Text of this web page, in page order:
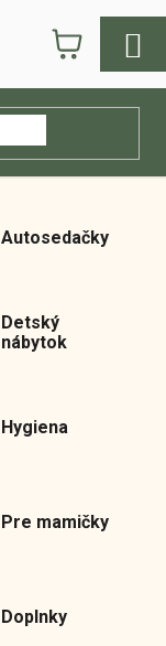
KOŠÍK
Autosedačky
Detský
nábytok
Hygiena
Pre mamičky
Doplnky